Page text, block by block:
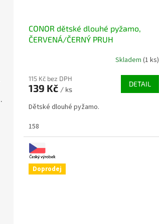
kalhoty
CONOR dětské dlouhé pyžamo,
ČERVENÁ/ČERNÝ PRUH
Skladem (1 ks)
115 Kč bez DPH
139 Kč / ks
DETAIL
Dětské dlouhé pyžamo.
158
Doprodej